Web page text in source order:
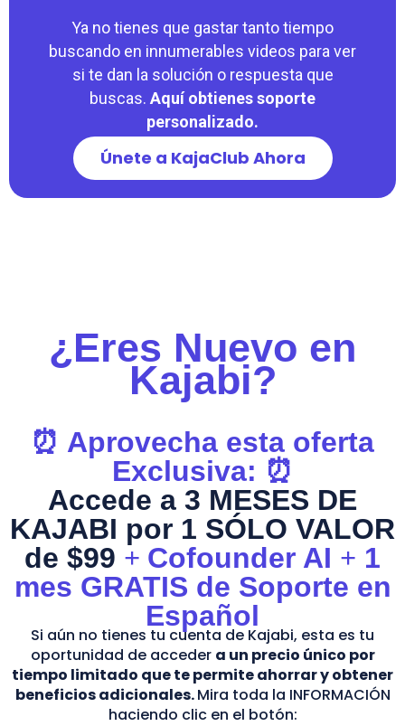
Ya no tienes que gastar tanto tiempo
buscando en innumerables videos para ver
si te dan la solución o respuesta que
buscas. Aquí obtienes soporte
personalizado.
Únete a KajaClub Ahora
¿Eres Nuevo en
Kajabi?
⏰ Aprovecha esta oferta
Exclusiva: ⏰
Accede a 3 MESES DE
KAJABI por 1 SÓLO VALOR
de $99 + Cofounder AI + 1
mes GRATIS de Soporte en
Español
Si aún no tienes tu cuenta de Kajabi, esta es tu
oportunidad deacceder a un precio único por
tiempo limitado que te permite ahorrar y obtener
beneficios adicionales.Mira toda la INFORMACIÓN
haciendo clic en el botón: